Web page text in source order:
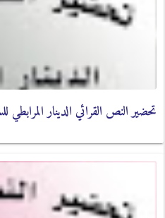
تحضير النص القرائي الدينار المرابطي